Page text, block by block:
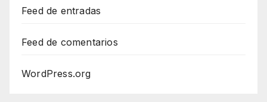
Feed de entradas
Feed de comentarios
WordPress.org